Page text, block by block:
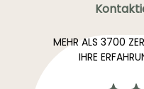
MEHR ALS 3700
IHRE